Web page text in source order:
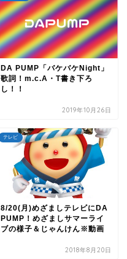
DA PUMP「バケバケNight」
歌詞！m.c.A・T書き下ろ
し！！
2019年10月26日
テレビ
8/20(月)めざましテレビにDA
PUMP！めざましサマーライ
ブの様子＆じゃんけん※動画
2018年8月20日